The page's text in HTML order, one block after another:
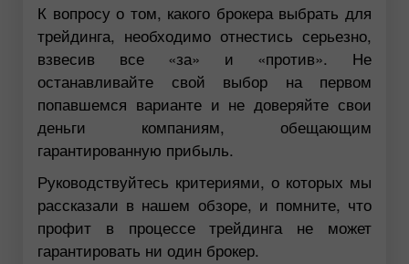
К вопросу о том, какого брокера выбрать для
трейдинга, необходимо отнестись серьезно,
взвесив все «за» и «против». Не
останавливайте свой выбор на первом
попавшемся варианте и не доверяйте свои
деньги компаниям, обещающим
гарантированную прибыль.
Руководствуйтесь критериями, о которых мы
рассказали в нашем обзоре, и помните, что
профит в процессе трейдинга не может
гарантировать ни один брокер.